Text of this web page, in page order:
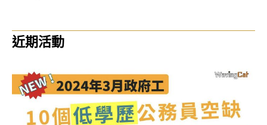
近期活動